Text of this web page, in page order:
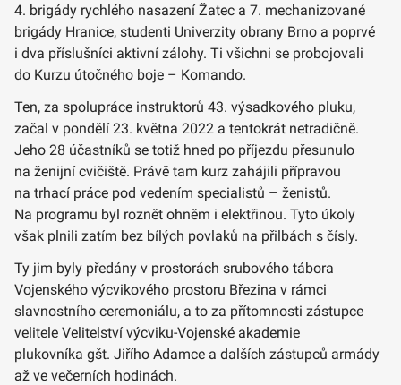
4. brigády rychlého nasazení Žatec a 7. mechanizované
brigády Hranice, studenti Univerzity obrany Brno a poprvé
i dva příslušníci aktivní zálohy. Ti všichni se probojovali
do Kurzu útočného boje – Komando.
Ten, za spolupráce instruktorů 43. výsadkového pluku,
začal v pondělí 23. května 2022 a tentokrát netradičně.
Jeho 28 účastníků se totiž hned po příjezdu přesunulo
na ženijní cvičiště. Právě tam kurz zahájili přípravou
na trhací práce pod vedením specialistů – ženistů.
Na programu byl roznět ohněm i elektřinou. Tyto úkoly
však plnili zatím bez bílých povlaků na přilbách s čísly.
Ty jim byly předány v prostorách srubového tábora
Vojenského výcvikového prostoru Březina v rámci
slavnostního ceremoniálu, a to za přítomnosti zástupce
velitele Velitelství výcviku-Vojenské akademie
plukovníka gšt. Jiřího Adamce a dalších zástupců armády
až ve večerních hodinách.